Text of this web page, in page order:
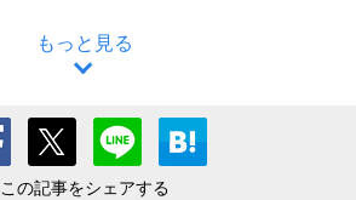
もっと見る
この記事をシェアする